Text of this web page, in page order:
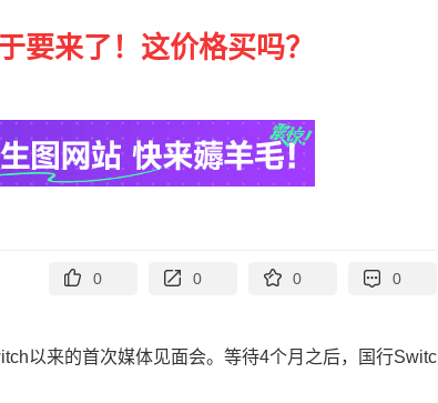
要来了！这价格买吗？
0 0 0 0
以来的首次媒体见面会。等待4个月之后，国行Switc